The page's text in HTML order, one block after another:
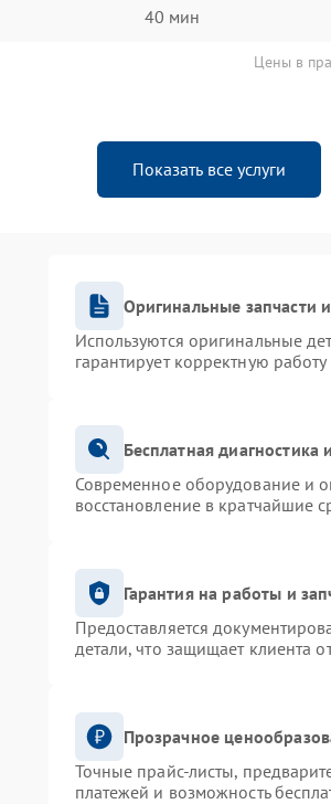
40 мин
Цены в
Показать все услуги
Оригинальные запчасти
Используются оригинальные
гарантирует корректную
Бесплатная
Современное оборудование и
восстановление в кратчайшие
Гарантия на работы и
Предоставляется
детали, что защищает клиента
Прозрачное
Точные прайс-листы,
платежей и возможность